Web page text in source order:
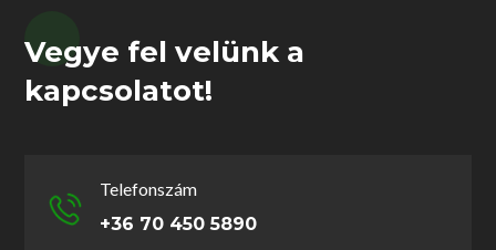
Vegye fel velünk a
kapcsolatot!
Telefonszám
+36 70 450 5890